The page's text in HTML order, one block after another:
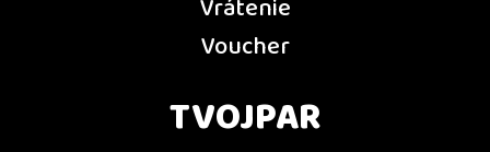
Vrátenie
Voucher
TVOJPAR